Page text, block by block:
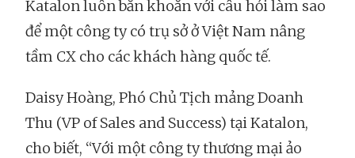
Katalon luôn băn khoăn với câu hỏi làm sao
để một công ty có trụ sở ở Việt Nam nâng
tầm CX cho các khách hàng quốc tế.
Daisy Hoàng, Phó Chủ Tịch mảng Doanh
Thu (VP of Sales and Success) tại Katalon,
cho biết, “Với một công ty thương mại ảo